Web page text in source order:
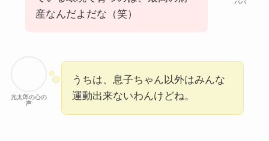
パパ
産なんだよだな（笑）
光太郎の心の
声
うちは、息子ちゃん以外はみんな
運動出来ないわんけどね。